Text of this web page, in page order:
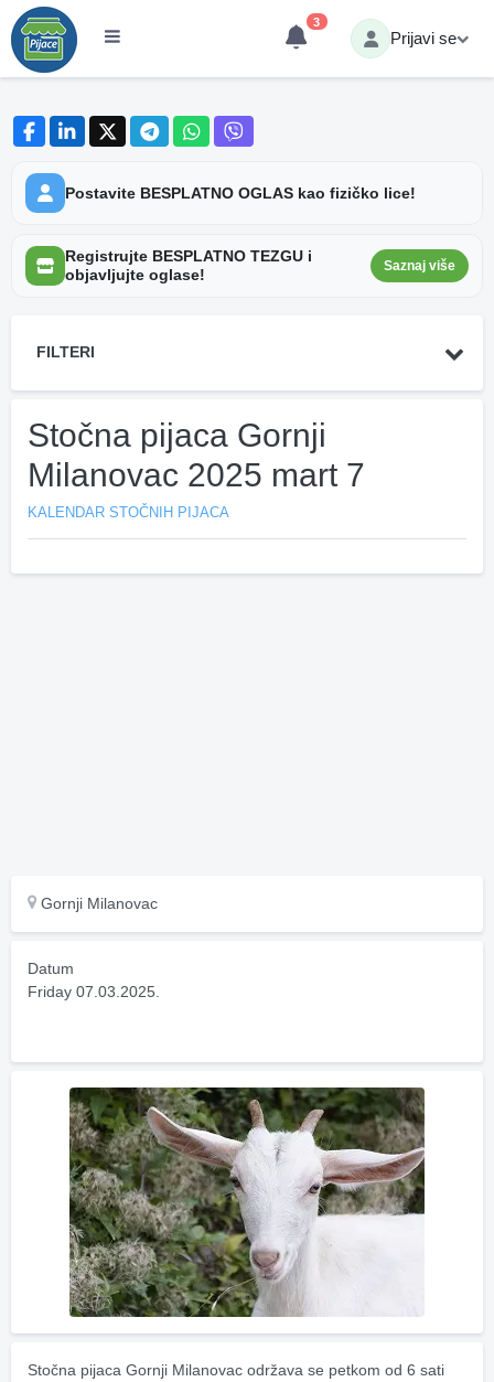
3
Prijavi se
Postavite BESPLATNO OGLAS kao fizičko lice!
Registrujte BESPLATNO TEZGU i
objavljujte oglase!
Saznaj više
FILTERI
Stočna pijaca Gornji
Milanovac 2025 mart 7
KALENDAR STOČNIH PIJACA
Gornji Milanovac
Datum
Friday 07.03.2025.
Stočna pijaca Gornji Milanovac održava se petkom od 6 sati